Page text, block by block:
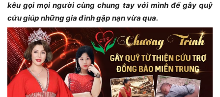
kêu gọi mọi người cùng chung tay với mình để gây quỹ
cứu giúp những gia đình gặp nạn vừa qua.